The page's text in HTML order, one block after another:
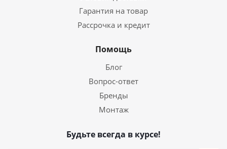
Гарантия на товар
Рассрочка и кредит
Помощь
Блог
Вопрос-ответ
Бренды
Монтаж
Будьте всегда в курсе!